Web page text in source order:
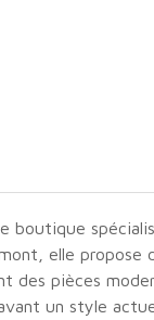
boutique
elle propose
des pièces
un style